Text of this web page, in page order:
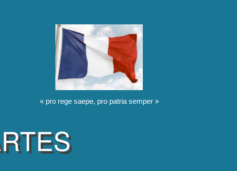
« pro rege saepe, pro patria semper »